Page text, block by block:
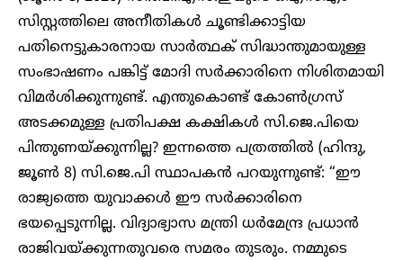
സിസ്റ്റത്തിലെ അനീതികൾ ചൂണ്ടിക്കാട്ടിയ
പതിനെട്ടുകാരനായ സാർത്ഥക് സിദ്ധാന്തുമായുള്ള
സംഭാഷണം പങ്കിട്ട് മോദി സർക്കാരിനെ നിശിതമായി
വിമർശിക്കുന്നുണ്ട്. എന്തുകൊണ്ട് കോൺ​ഗ്രസ്
അടക്കമുള്ള പ്രതിപക്ഷ കക്ഷികൾ സി.ജെ.പിയെ
പിന്തുണയ്ക്കുന്നില്ല? ഇന്നത്തെ പത്രത്തിൽ (ഹിന്ദു,
ജൂൺ 8) സി.ജെ.പി സ്ഥാപകൻ പറയുന്നുണ്ട്: “ഈ
രാജ്യത്തെ യുവാക്കൾ ഈ സർക്കാരിനെ
ഭയപ്പെടുന്നില്ല. വിദ്യാഭ്യാസ മന്ത്രി ധർമേന്ദ്ര പ്രധാൻ
രാജിവയ്ക്കുന്നതുവരെ സമരം തുടരും. നമ്മുടെ